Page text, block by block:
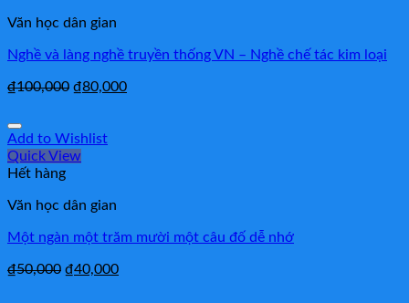
Văn học dân gian
Nghề và làng nghề truyền thống VN – Nghề chế tác kim loại
₫100,000 ₫80,000
Add to Wishlist
Quick View
Hết hàng
Văn học dân gian
Một ngàn một trăm mười một câu đố dễ nhớ
₫50,000 ₫40,000